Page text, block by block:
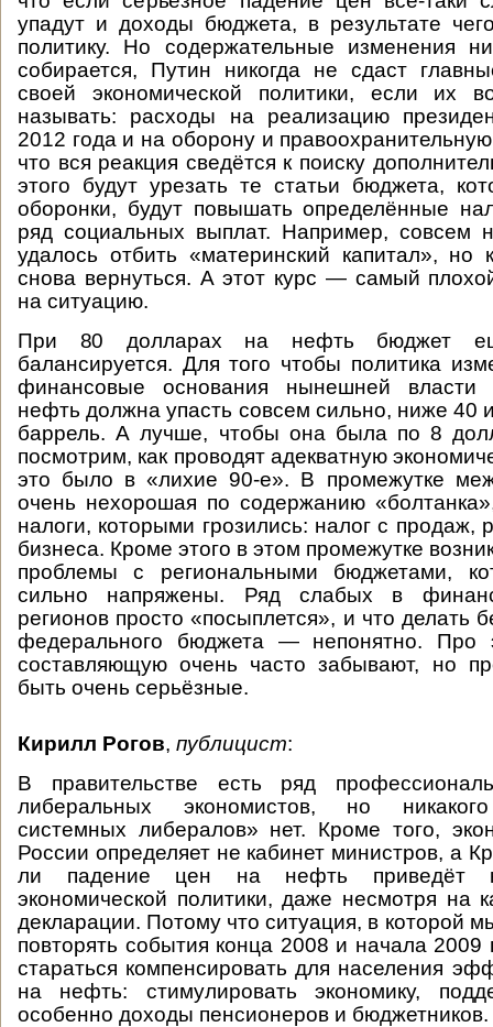
упадут и доходы бюджета, в результате
политику. Но содержательные изменения
собирается, Путин никогда не сдаст
своей экономической политики, если их
называть: расходы на реализацию
2012 года и на оборону и
что вся реакция сведётся к поиску
этого будут урезать те статьи бюджета,
оборонки, будут повышать определённые
ряд социальных выплат. Например, совсем
удалось отбить «материнский капитал», но
снова вернуться. А этот курс — самый
на ситуацию.
При 80 долларах на нефть бюджет
балансируется. Для того чтобы политика
финансовые основания нынешней власти
нефть должна упасть совсем сильно, ниже 40
баррель. А лучше, чтобы она была по 8
посмотрим, как проводят адекватную
это было в «лихие 90-е». В промежутке
очень нехорошая по содержанию
налоги, которыми грозились: налог с продаж,
бизнеса. Кроме этого в этом промежутке
проблемы с региональными бюджетами,
сильно напряжены. Ряд слабых в
регионов просто «посыплется», и что делать
федерального бюджета — непонятно. Про
составляющую очень часто забывают, но
быть очень серьёзные.
Кирилл Рогов, публицист:
В правительстве есть ряд
либеральных экономистов, но никакого
системных либералов» нет. Кроме того,
России определяет не кабинет министров, а
ли падение цен на нефть приведёт к
экономической политики, даже несмотря на
декларации. Потому что ситуация, в которой
повторять события конца 2008 и начала 2009
стараться компенсировать для населения
на нефть: стимулировать экономику,
особенно доходы пенсионеров и бюджетников.